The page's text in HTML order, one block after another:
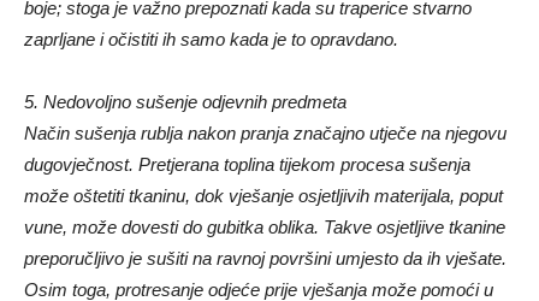
boje; stoga je važno prepoznati kada su traperice stvarno
zaprljane i očistiti ih samo kada je to opravdano.
5. Nedovoljno sušenje odjevnih predmeta
Način sušenja rublja nakon pranja značajno utječe na njegovu
dugovječnost. Pretjerana toplina tijekom procesa sušenja
može oštetiti tkaninu, dok vješanje osjetljivih materijala, poput
vune, može dovesti do gubitka oblika. Takve osjetljive tkanine
preporučljivo je sušiti na ravnoj površini umjesto da ih vješate.
Osim toga, protresanje odjeće prije vješanja može pomoći u